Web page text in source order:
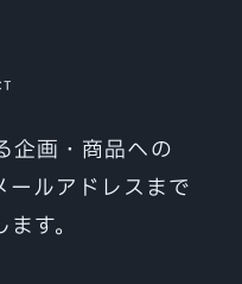
企画・商品への
ールアドレスまで
す。